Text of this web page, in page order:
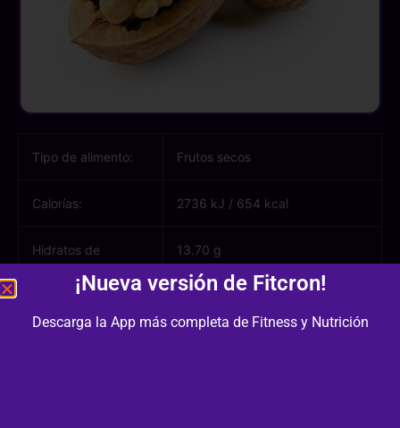
Tipo de alimento: Frutos secos
Calorías: 2736 kJ / 654 kcal
Hidratos de
carbono:
13.70 g
Azúcares: 2.60 g
¡Nueva versión de Fitcron!
Descarga la App más completa de Fitness y Nutrición